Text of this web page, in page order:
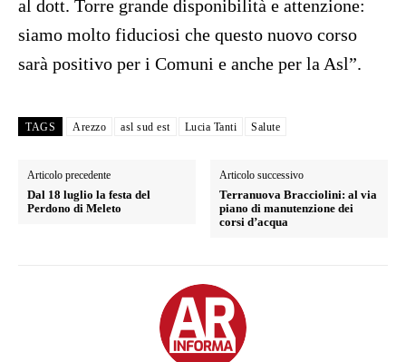
al dott. Torre grande disponibilità e attenzione:
siamo molto fiduciosi che questo nuovo corso
sarà positivo per i Comuni e anche per la Asl”.
TAGS Arezzo asl sud est Lucia Tanti Salute
Articolo precedente
Dal 18 luglio la festa del
Perdono di Meleto
Articolo successivo
Terranuova Bracciolini: al via
piano di manutenzione dei
corsi d’acqua